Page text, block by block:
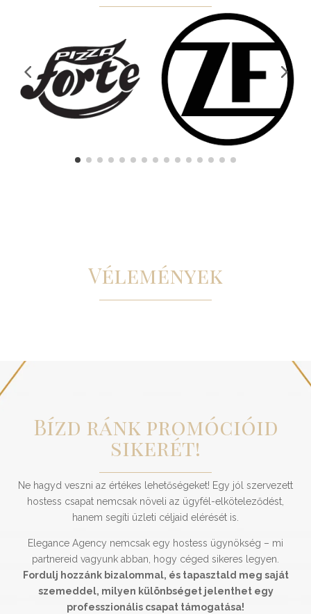
Vélemények
Bízd ránk promócióid
sikerét!
Ne hagyd veszni az értékes lehetőségeket! Egy jól szervezett
hostess csapat nemcsak növeli az ügyfél-elköteleződést,
hanem segíti üzleti céljaid elérését is.
Elegance Agency nemcsak egy hostess ügynökség – mi
partnereid vagyunk abban, hogy céged sikeres legyen.
Fordulj hozzánk bizalommal, és tapasztald meg saját
szemeddel, milyen különbséget jelenthet egy
professzionális csapat támogatása!